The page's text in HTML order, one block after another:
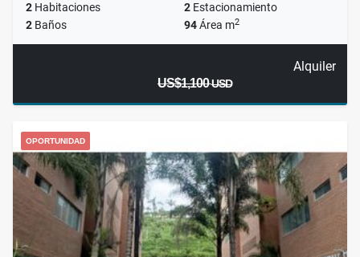
2 Habitaciones 2 Estacionamiento
2 Baños 94Área m2
Alquiler
US$1,100USD
OPORTUNIDAD